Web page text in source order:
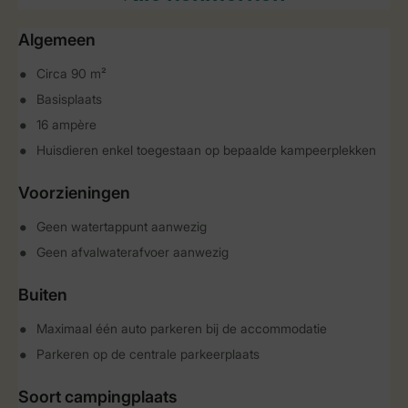
Algemeen
Circa 90 m²
Basisplaats
16 ampère
Huisdieren enkel toegestaan op bepaalde kampeerplekken
Voorzieningen
Geen watertappunt aanwezig
Geen afvalwaterafvoer aanwezig
Buiten
Maximaal één auto parkeren bij de accommodatie
Parkeren op de centrale parkeerplaats
Soort campingplaats